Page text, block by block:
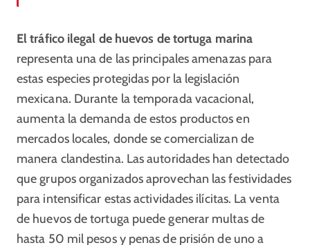
El tráfico ilegal de huevos de tortuga marina
representa una de las principales amenazas para
estas especies protegidas por la legislación
mexicana. Durante la temporada vacacional,
aumenta la demanda de estos productos en
mercados locales, donde se comercializan de
manera clandestina. Las autoridades han detectado
que grupos organizados aprovechan las festividades
para intensificar estas actividades ilícitas. La venta
de huevos de tortuga puede generar multas de
hasta 50 mil pesos y penas de prisión de uno a